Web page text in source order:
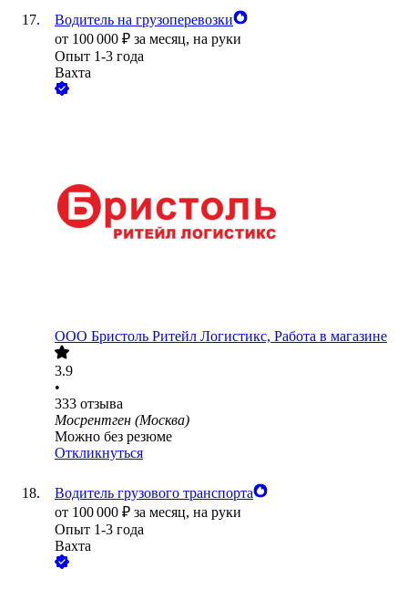
Водитель на грузоперевозки
от 100 000 ₽ за месяц, на руки
Опыт 1-3 года
Вахта
ООО Бристоль Ритейл Логистикс, Работа в магазине
3.9
•
333 отзыва
Мосрентген (Москва)
Можно без резюме
Откликнуться
Водитель грузового транспорта
от 100 000 ₽ за месяц, на руки
Опыт 1-3 года
Вахта